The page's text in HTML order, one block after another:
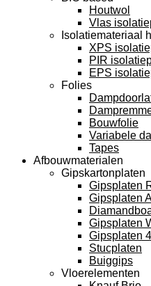
Houtwol
Vlas
Isolatiemateriaal
XPS
PIR
EPS
Folies
Bouwfolie
Variabele
Tapes
Afbouwmaterialen
Gipskartonplaten
Gipsplaten
Gipsplaten
Gipsplaten
Gipsplaten
Stucplaten
Buiggips
Vloerelementen